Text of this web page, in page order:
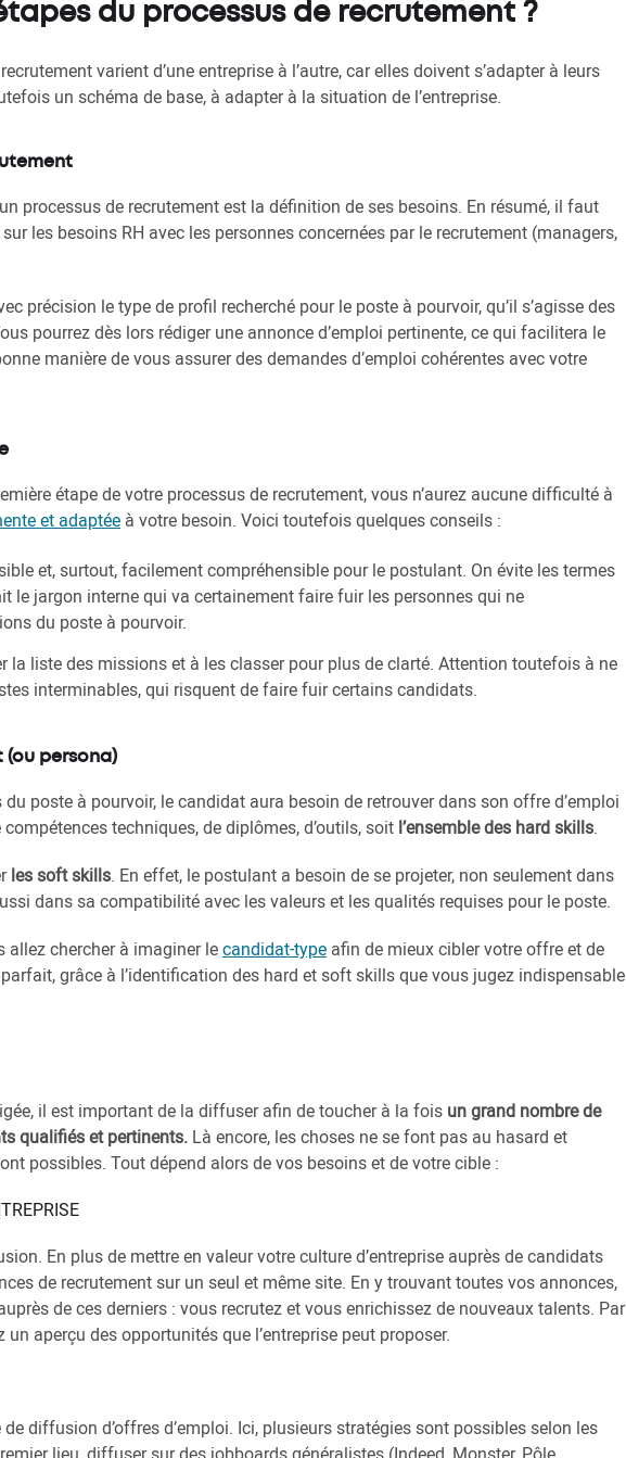
du processus de recrutement ?
varient d’une entreprise à l’autre, car elles doivent s’adapter à leurs
un schéma de base, à adapter à la situation de l’entreprise.
processus de recrutement est la définition de ses besoins. En résumé, il faut
les besoins RH avec les personnes concernées par le recrutement (managers,
précision le type de profil recherché pour le poste à pourvoir, qu’il s’agisse des
pourrez dès lors rédiger une annonce d’emploi pertinente, ce qui facilitera le
manière de vous assurer des demandes d’emploi cohérentes avec votre
étape de votre processus de recrutement, vous n’aurez aucune difficulté à
et adaptée à votre besoin. Voici toutefois quelques conseils :
et, surtout, facilement compréhensible pour le postulant. On évite les termes
le jargon interne qui va certainement faire fuir les personnes qui ne
du poste à pourvoir.
la liste des missions et à les classer pour plus de clarté. Attention toutefois à ne
interminables, qui risquent de faire fuir certains candidats.
(ou persona)
poste à pourvoir, le candidat aura besoin de retrouver dans son offre d’emploi
techniques, de diplômes, d’outils, soit l’ensemble des hard skills.
les soft skills. En effet, le postulant a besoin de se projeter, non seulement dans
dans sa compatibilité avec les valeurs et les qualités requises pour le poste.
allez chercher à imaginer lecandidat-type afin de mieux cibler votre offre et de
grâce à l’identification des hard et soft skills que vous jugez indispensable
il est important de la diffuser afin de toucher à la fois un grand nombre de
qualifiés et pertinents. Là encore, les choses ne se font pas au hasard et
possibles. Tout dépend alors de vos besoins et de votre cible :
En plus de mettre en valeur votre culture d’entreprise auprès de candidats
de recrutement sur un seul et même site. En y trouvant toutes vos annonces,
de ces derniers : vous recrutez et vous enrichissez de nouveaux talents. Par
aperçu des opportunités que l’entreprise peut proposer.
diffusion d’offres d’emploi. Ici, plusieurs stratégies sont possibles selon les